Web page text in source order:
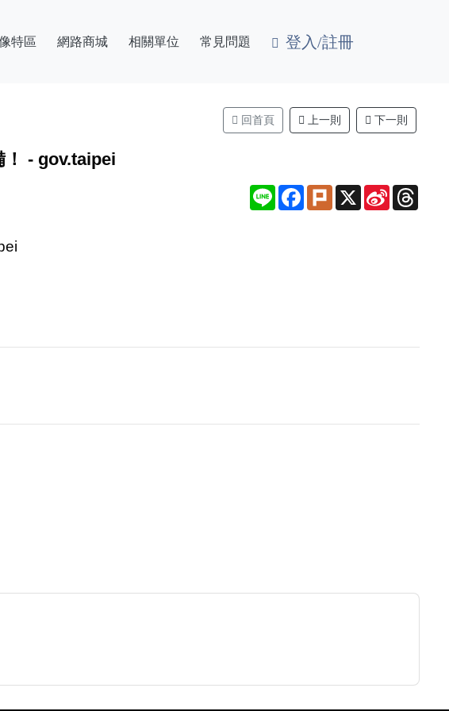
特區 網路商城 相關單位 常見問題 登入/註冊
回首頁 上一則 下一則
！ - gov.taipei
Line Facebook
Plurk X
Sina
Weibo